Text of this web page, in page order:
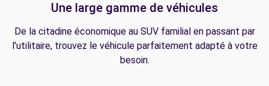
Une large gamme de véhicules
De la citadine économique au SUV familial en passant par
l'utilitaire, trouvez le véhicule parfaitement adapté à votre
besoin.